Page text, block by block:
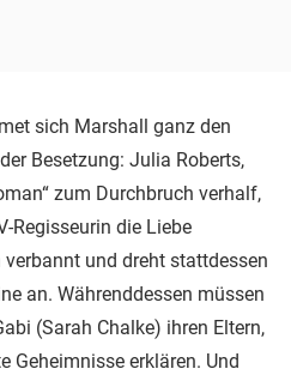
sich Marshall ganz den
Besetzung: Julia Roberts,
zum Durchbruch verhalf,
Regisseurin die Liebe
und dreht stattdessen
an. Währenddessen müssen
(Sarah Chalke) ihren Eltern,
Geheimnisse erklären. Und